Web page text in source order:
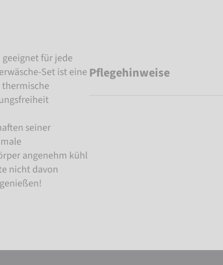
für jede
Set ist eine
seiner
angenehm kühl
nicht davon
Pflegehinweise